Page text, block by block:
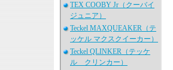
TEX COOBY Jr（クーバイ
ジュニア）
Teckel MAXQUEAKER（テ
ッケル マクスクイーカー）
Teckel QLINKER（テッケ
ル クリンカー）